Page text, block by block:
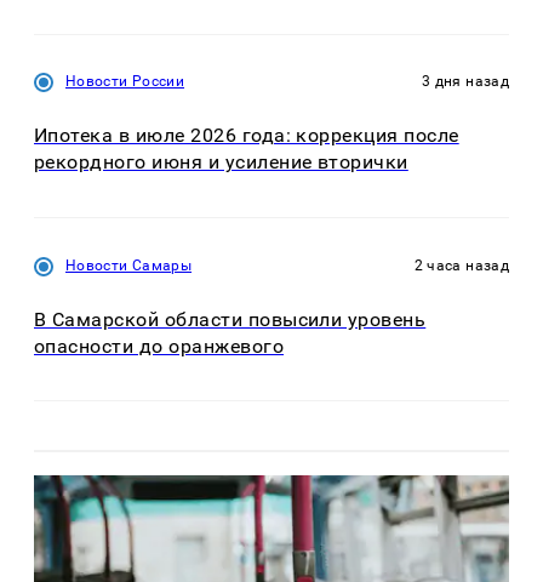
Новости России 3 дня назад
Ипотека в июле 2026 года: коррекция после
рекордного июня и усиление вторички
Новости Самары 2 часа назад
В Самарской области повысили уровень
опасности до оранжевого